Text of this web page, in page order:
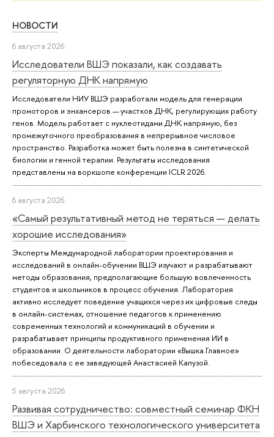
НОВОСТИ
6 августа 2026
Исследователи ВШЭ показали, как создавать
регуляторную ДНК напрямую
Исследователи НИУ ВШЭ разработали модель для генерации
промоторов и энхансеров — участков ДНК, регулирующих работу
генов. Модель работает с нуклеотидами ДНК напрямую, без
промежуточного преобразования в непрерывное числовое
пространство. Разработка может быть полезна в синтетической
биологии и генной терапии. Результаты исследования
представлены на воркшопе конференции ICLR 2026.
6 августа 2026
«Самый результативный метод не теряться — делать
хорошие исследования»
Эксперты Международной лаборатории проектирования и
исследований в онлайн-обучении ВШЭ изучают и разрабатывают
методы образования, предполагающие большую вовлеченность
студентов и школьников в процесс обучения. Лаборатория
активно исследует поведение учащихся через их цифровые следы
в онлайн-системах, отношение педагогов к применению
современных технологий и коммуникаций в обучении и
разрабатывает принципы продуктивного применения ИИ в
образовании. О деятельности лаборатории «Вышка.Главное»
побеседовала с ее заведующей Анастасией Капузой.
5 августа 2026
Развивая сотрудничество: совместный семинар ФКН
ВШЭ и Харбинского технологического университета